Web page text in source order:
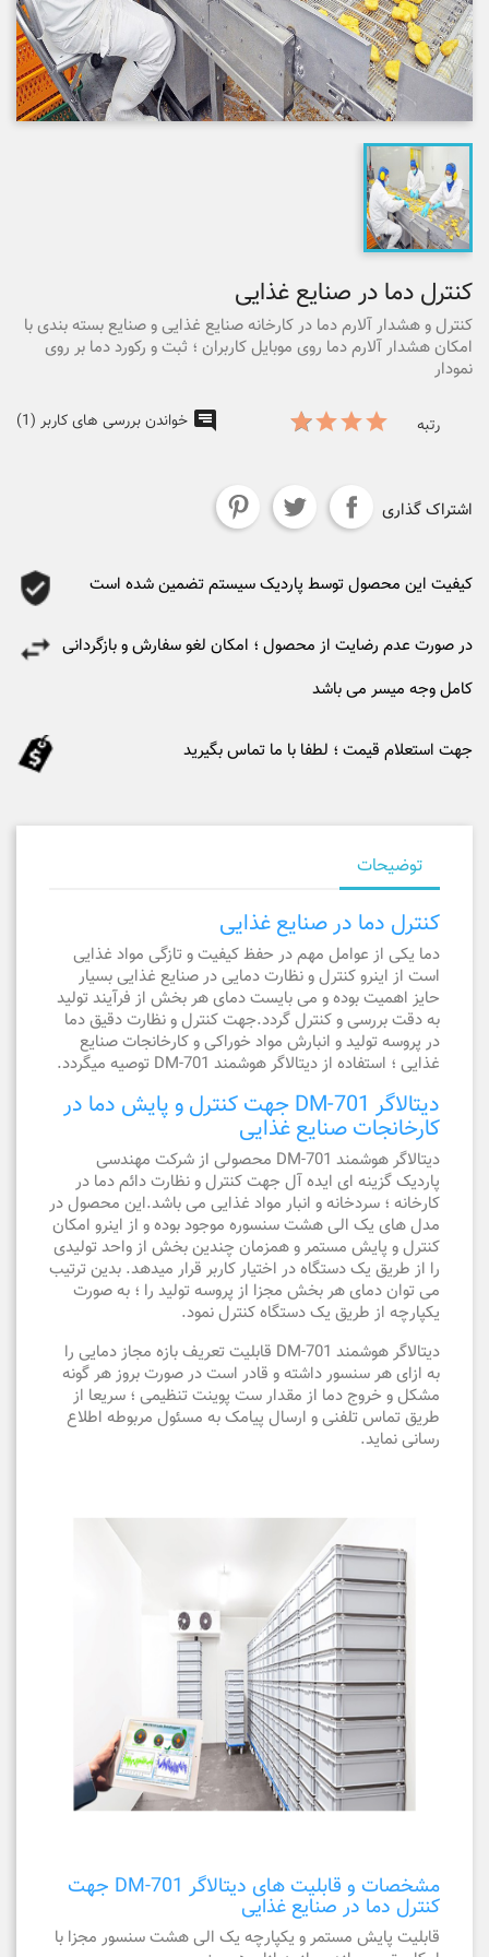
کنترل دما در صنایع غذایی
کنترل و هشدار آلارم دما در کارخانه صنایع غذایی و صنایع بسته بندی با
امکان هشدار آلارم دما روی موبایل کاربران ؛ ثبت و رکورد دما بر روی
نمودار
رتبه خواندن بررسی های کاربر (1)
اشتراک گذاری
کیفیت این محصول توسط پاردیک سیستم تضمین شده است
در صورت عدم رضایت از محصول ؛ امکان لغو سفارش و بازگردانی
کامل وجه میسر می باشد
جهت استعلام قیمت ؛ لطفا با ما تماس بگیرید
توضیحات
کنترل دما در صنایع غذایی
دما یکی از عوامل مهم در حفظ کیفیت و تازگی مواد غذایی
است از اینرو کنترل و نظارت دمایی در صنایع غذایی بسیار
حایز اهمیت بوده و می بایست دمای هر بخش از فرآیند تولید
به دقت بررسی و کنترل گردد.جهت کنترل و نظارت دقیق دما
در پروسه تولید و انبارش مواد خوراکی و کارخانجات صنایع
غذایی ؛ استفاده از دیتالاگر هوشمند DM-701 توصیه میگردد.
دیتالاگر DM-701 جهت کنترل و پایش دما در
کارخانجات صنایع غذایی
دیتالاگر هوشمند DM-701 محصولی از شرکت مهندسی
پاردیک گزینه ای ایده آل جهت کنترل و نظارت دائم دما در
کارخانه ؛ سردخانه و انبار مواد غذایی می باشد.این محصول در
مدل های یک الی هشت سنسوره موجود بوده و از اینرو امکان
کنترل و پایش مستمر و همزمان چندین بخش از واحد تولیدی
را از طریق یک دستگاه در اختیار کاربر قرار میدهد. بدین ترتیب
می توان دمای هر بخش مجزا از پروسه تولید را ؛ به صورت
یکپارچه از طریق یک دستگاه کنترل نمود.
دیتالاگر هوشمند DM-701 قابلیت تعریف بازه مجاز دمایی را
به ازای هر سنسور داشته و قادر است در صورت بروز هر گونه
مشکل و خروج دما از مقدار ست پوینت تنظیمی ؛ سریعا از
طریق تماس تلفنی و ارسال پیامک به مسئول مربوطه اطلاع
رسانی نماید.
مشخصات و قابلیت های دیتالاگر DM-701 جهت
کنترل دما در صنایع غذایی
قابلیت پایش مستمر و یکپارچه یک الی هشت سنسور مجزا با